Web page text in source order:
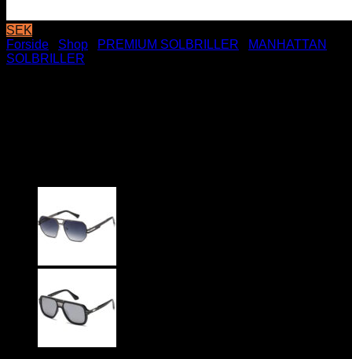
SEK
Forside
Shop PREMIUM SOLBRILLER
MANHATTAN
SOLBRILLER